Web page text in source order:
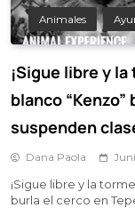
Animales
¡Sigue libre y
blanco
suspenden
Dana Paola
¡Sigue libre y la
burla el cerco en